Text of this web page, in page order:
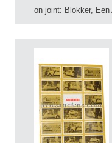
on joint: Blokker, Een